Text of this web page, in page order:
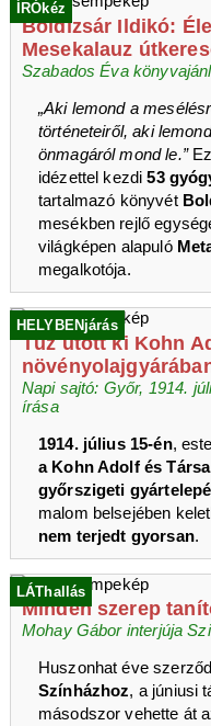
ÍRÓkéz
Boldizsár Ildikó:
Mesekalauz
Szabados Éva
„Aki lemond a
történeteiről, aki
önmagáról mond le.”
idézettel kezdi53
tartalmazó könyvét
mesékben rejlő
világképen alapuló
megalkotója.
HELYBENjárás
Tűz ütött ki Kohn
Napi sajtó: Győr, 1914.
írása
1914. július 15-én,
a Kohn Adolf és
győrszigeti
malom belsejében
nem terjedt gyorsan.
LÁThallás
Minden szerep
Mohay Gábor interjúja
Huszonhat éve
Színházhoz, a júniusi
másodszor vehette át